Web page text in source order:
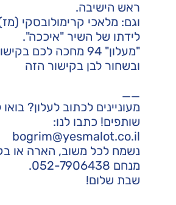
ראש הישיבה.
וגם: מלאכי קרימולובסקי
לידתו של השיר "איככה".
"מעלון" 94 מחכה לכם בקישור
ובשחור לבן בקישור הזה
מעוניינים לכתוב לעלון? בואו
שותפים! כתבו לנו:
bogrim@yesmalot.co.il
נשמח לכל משוב, הארה או
מנחם 052-7906438.
שבת שלום!